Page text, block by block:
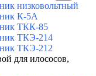
низковольтный
К-5А
ТКК-85
ТКЭ-214
ТКЭ-212
для илососов,